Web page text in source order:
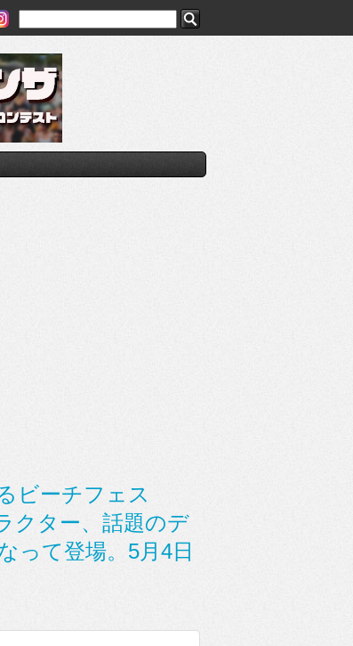
ビーチフェス
クター、話題のデ
って登場。5月4日